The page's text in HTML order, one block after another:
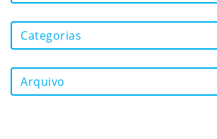
Categorias
Arquivo